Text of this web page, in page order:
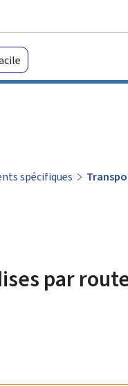
spécifiques
par